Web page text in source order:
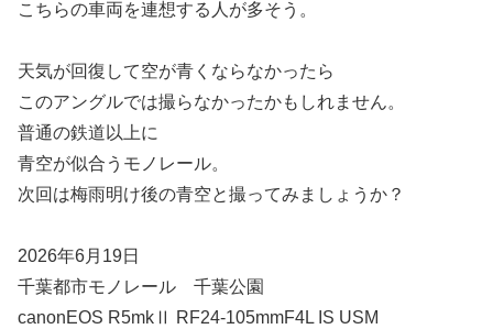
こちらの車両を連想する人が多そう。
天気が回復して空が青くならなかったら
このアングルでは撮らなかったかもしれません。
普通の鉄道以上に
青空が似合うモノレール。
次回は梅雨明け後の青空と撮ってみましょうか？
2026年6月19日
千葉都市モノレール 千葉公園
canonEOS R5mkⅡ RF24-105mmF4L IS USM